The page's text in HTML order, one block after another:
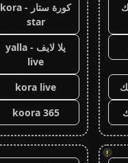
!
كورة ستار - kora
star
يلا لايف - yalla
live
kora live
koora 365